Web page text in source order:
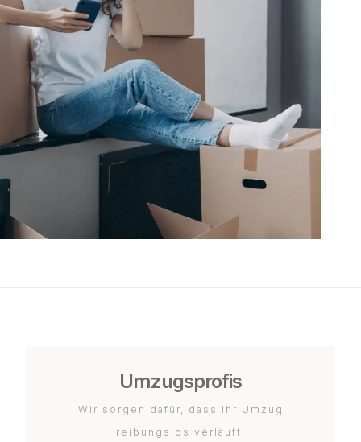
Umzugsprofis
Wir sorgen dafür, dass Ihr Umzug
reibungslos verläuft.